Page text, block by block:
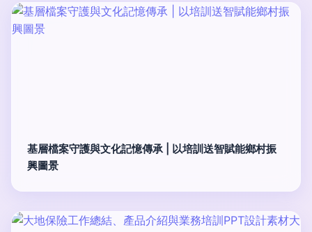
基層檔案守護與文化記憶傳承 | 以培訓送智賦能鄉村振
興圖景